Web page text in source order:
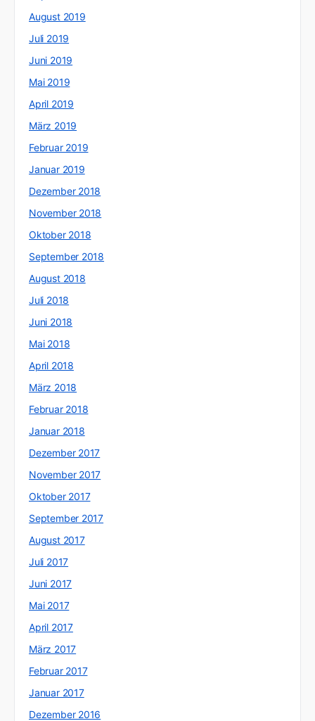
August 2019
Juli 2019
Juni 2019
Mai 2019
April 2019
März 2019
Februar 2019
Januar 2019
Dezember 2018
November 2018
Oktober 2018
September 2018
August 2018
Juli 2018
Juni 2018
Mai 2018
April 2018
März 2018
Februar 2018
Januar 2018
Dezember 2017
November 2017
Oktober 2017
September 2017
August 2017
Juli 2017
Juni 2017
Mai 2017
April 2017
März 2017
Februar 2017
Januar 2017
Dezember 2016